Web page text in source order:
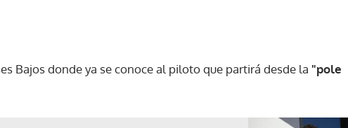
Bajos donde ya se conoce al piloto que partirá desde la "pole